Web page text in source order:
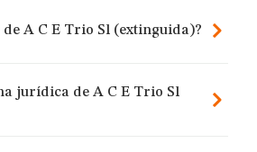
de A C E Trio Sl (extinguida)?
jurídica de A C E Trio Sl